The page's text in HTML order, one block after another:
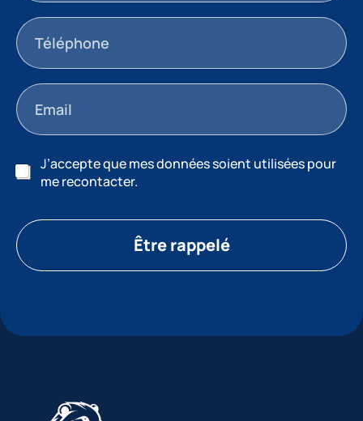
J’accepte que mes données soient utilisées pour
me recontacter.
Être rappelé